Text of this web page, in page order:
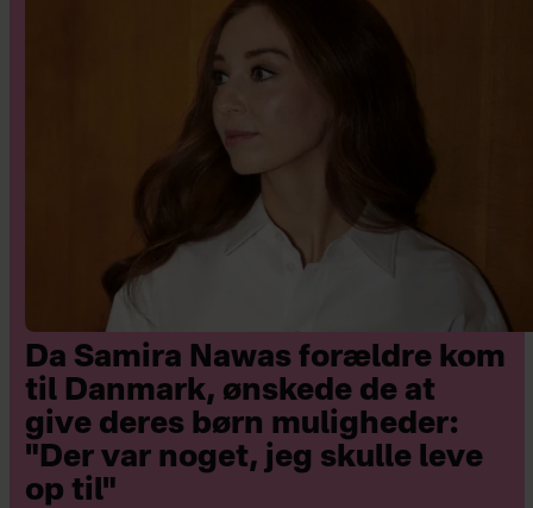
kontakte mig på mail
vibeked@hjemmet.dk
Da Samira Nawas forældre kom
til Danmark, ønskede de at
give deres børn muligheder:
"Der var noget, jeg skulle leve
op til"